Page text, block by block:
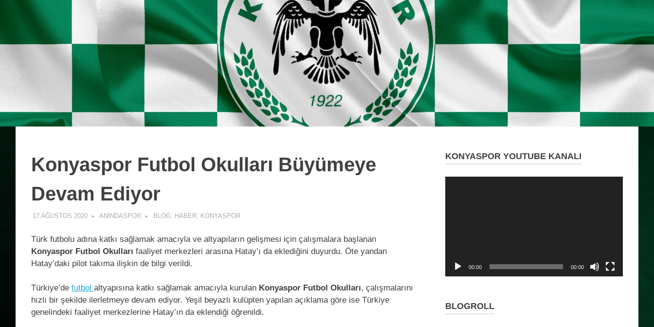
Konyaspor Futbol Okulları Büyümeye
Devam Ediyor
17 AĞUSTOS 2020 ANINDASPOR BLOG, HABER, KONYASPOR
Türk futbolu adına katkı sağlamak amacıyla ve altyapıların gelişmesi için çalışmalara başlanan
Konyaspor Futbol Okulları faaliyet merkezleri arasına Hatay’ı da eklediğini duyurdu. Öte yandan
Hatay’daki pilot takıma ilişkin de bilgi verildi.
Türkiye’de futbol altyapısına katkı sağlamak amacıyla kurulan Konyaspor Futbol Okulları, çalışmalarını
hızlı bir şekilde ilerletmeye devam ediyor. Yeşil beyazlı kulüpten yapılan açıklama göre ise Türkiye
genelindeki faaliyet merkezlerine Hatay’ın da eklendiği öğrenildi.
KONYASPOR YOUTUBE KANALI
00:00 00:00
BLOGROLL